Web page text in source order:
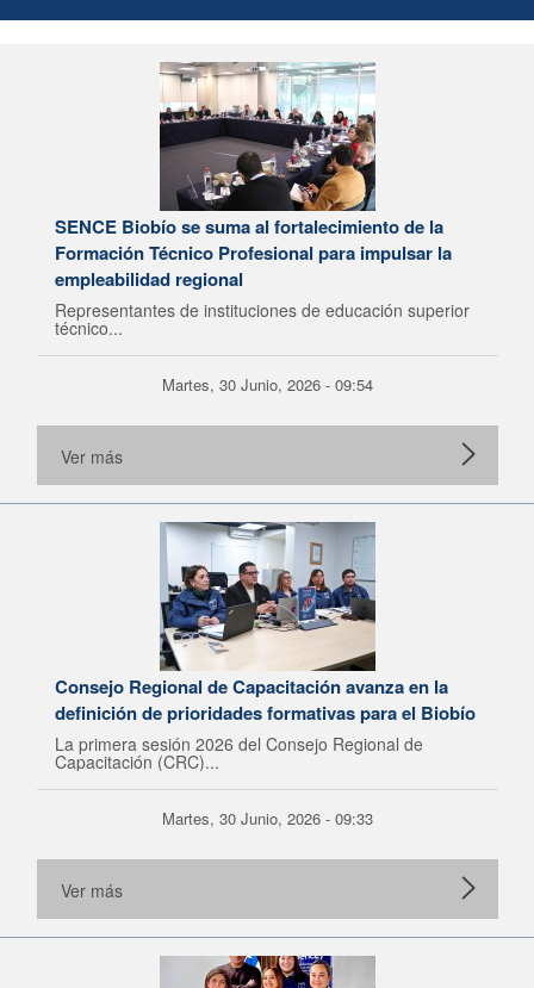
SENCE Biobío se suma al fortalecimiento de la
Formación Técnico Profesional para impulsar la
empleabilidad regional
Representantes de instituciones de educación superior
técnico...
Martes, 30 Junio, 2026 - 09:54
Ver más
Consejo Regional de Capacitación avanza en la
definición de prioridades formativas para el Biobío
La primera sesión 2026 del Consejo Regional de
Capacitación (CRC)...
Martes, 30 Junio, 2026 - 09:33
Ver más